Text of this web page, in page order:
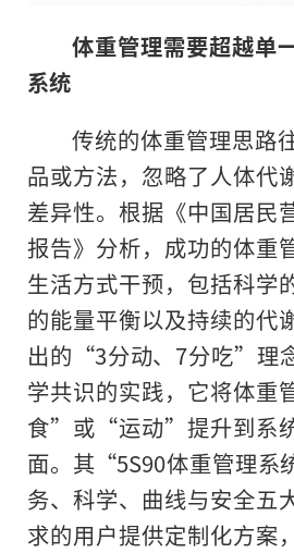
体重管理需要超越单
系统
传统的体重管理思路
品或方法，忽略了人体代
差异性。根据《中国居民
报告》分析，成功的体重
生活方式干预，包括科学
的能量平衡以及持续的代
出的“3分动、7分吃”理
学共识的实践，它将体
食”或“运动”提升到系
面。其“5S90体重管理系
务、科学、曲线与安全五
求的用户提供定制化方案